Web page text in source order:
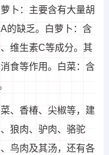
卜：主要含有大量胡
的缺乏。白萝卜：含
维生素C等成分。其
食等作用。白菜：含
、香椿、尖椒等，建
狼肉、驴肉、骆驼
鸟肉及其汤，还有各